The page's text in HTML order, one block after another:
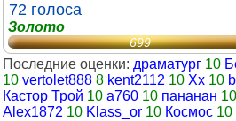
72 голоса
Золото
699
Последние оценки: драматург 10
10 vertolet888 8 kent2112 10 Хх 10
Кастор Трой 10 а760 10 пананан 10
Alex1872 10 Klass_or 10 Космос 10